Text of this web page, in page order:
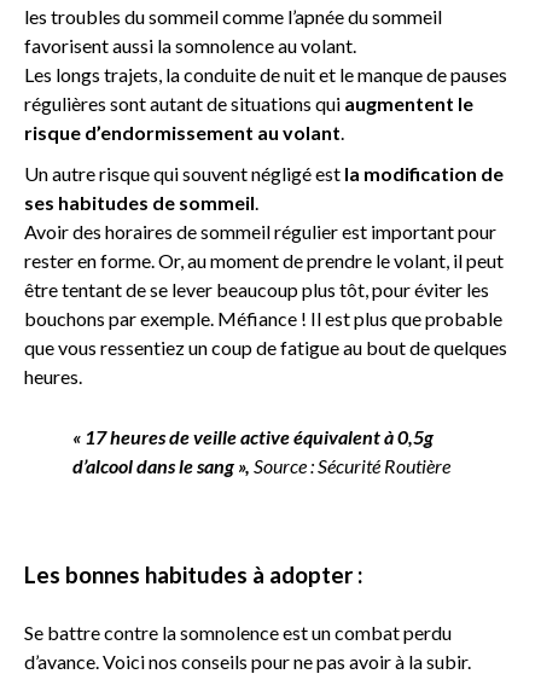
les troubles du sommeil comme l’apnée du sommeil
favorisent aussi la somnolence au volant.
Les longs trajets, la conduite de nuit et le manque de pauses
régulières sont autant de situations qui augmentent le
risque d’endormissement au volant.
Un autre risque qui souvent négligé est la modification de
ses habitudes de sommeil.
Avoir des horaires de sommeil régulier est important pour
rester en forme. Or, au moment de prendre le volant, il peut
être tentant de se lever beaucoup plus tôt, pour éviter les
bouchons par exemple. Méfiance ! Il est plus que probable
que vous ressentiez un coup de fatigue au bout de quelques
heures.
« 17 heures de veille active équivalent à 0,5g
d’alcool dans le sang », Source : Sécurité Routière
Les bonnes habitudes à adopter :
Se battre contre la somnolence est un combat perdu
d’avance. Voici nos conseils pour ne pas avoir à la subir.